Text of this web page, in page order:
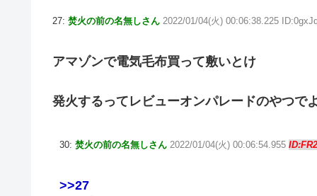
27: 焚火の前の名無しさん 2022/01/04(火) 00:06:38.225
アマゾンで電気毛布買って敷いとけ
発火するってレビューオンパレードのやつで
30: 焚火の前の名無しさん 2022/01/04(火) 00:06:54.955
>>27